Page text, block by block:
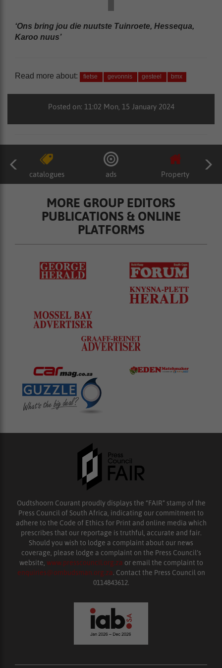
‘Ons bring jou die nuutste Tuinroete, Hessequa,
Karoo nuus’
Read more about: fietse gevonnis gesteel bmx
Posted on: 11:02 Mon, 15 January 2024
catalogues ads Property
MORE GROUP EDITORS
PUBLICATIONS & ONLINE
PLATFORMS
Oudtshoorn Courant proudly displays the “FAIR” stamp of the
Press Council of South Africa, indicating our commitment to
adhere to the Code of Ethics for Print and online media which
prescribes that our reportage is truthful, accurate and fair.
Should you wish to lodge a complaint about our news
coverage, please lodge a complaint on the Press Council’s
website, www.presscouncil.org.za or email the complaint to
enquiries@ombudsman.org.za. Contact the Press Council on
0114843612.